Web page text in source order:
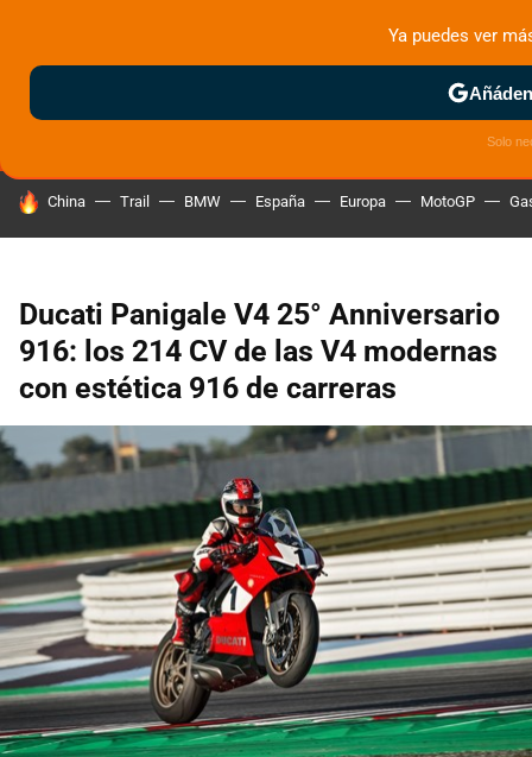
MENÚ NUEVO
MOTOS ELÉCTRICAS
HOY SE HABLA DE
China Trail BMW España Europa MotoGP
Ducati Panigale V4 25° Anniversario
916: los 214 CV de las V4 modernas
con estética 916 de carreras
Ya puedes ver
Solo